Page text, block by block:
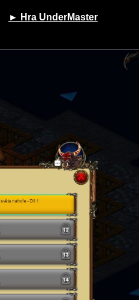
► Hra UnderMaster